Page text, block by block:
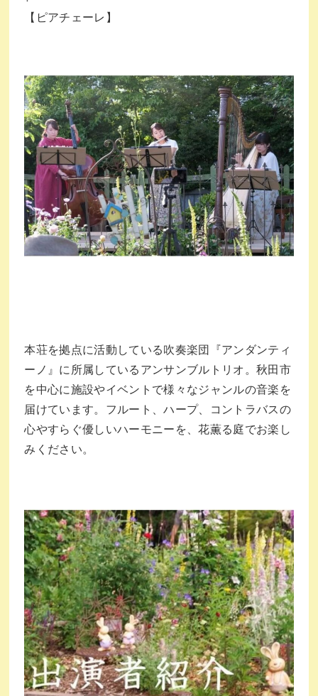
【ピアチェーレ】
本荘を拠点に活動している吹奏楽団『アンダンティ
ーノ』に所属しているアンサンブルトリオ。秋田市
を中心に施設やイベントで様々なジャンルの音楽を
届けています。フルート、ハープ、コントラバスの
心やすらぐ優しいハーモニーを、花薫る庭でお楽し
みください。